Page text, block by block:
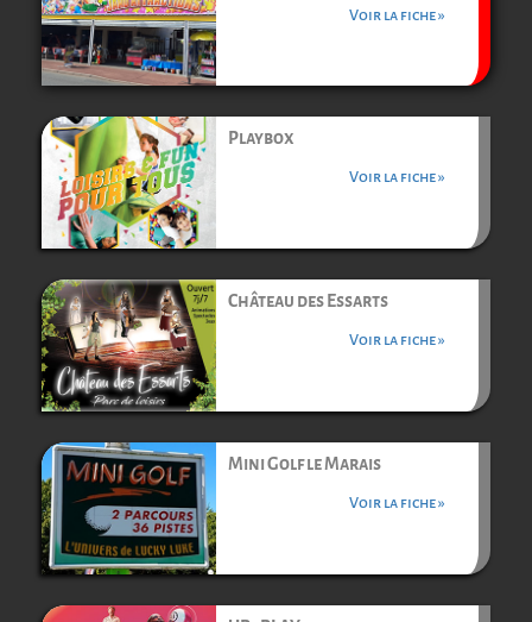
Voir la fiche »
Playbox
Voir la fiche »
Château des Essarts
Voir la fiche »
Mini Golf le Marais
Voir la fiche »